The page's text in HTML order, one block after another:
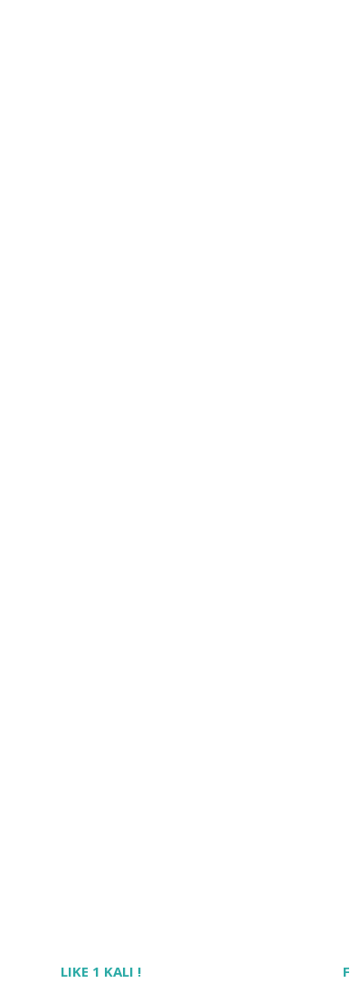
LIKE 1 KALI !